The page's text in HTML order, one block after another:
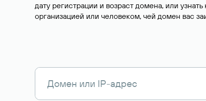
дату регистрации и возраст домена, или
организацией или человеком, чей домен вас